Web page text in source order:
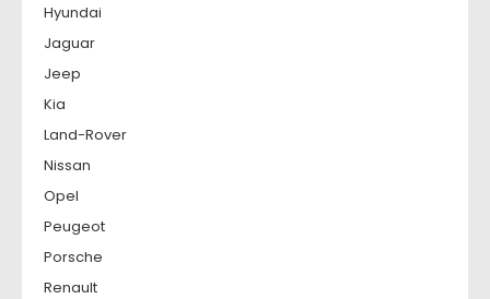
Hyundai
Jaguar
Jeep
Kia
Land-Rover
Nissan
Opel
Peugeot
Porsche
Renault